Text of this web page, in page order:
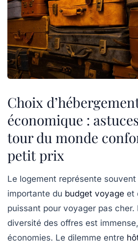
Choix
économique :
tour du monde
petit prix
Le logement représente
importante du budget voyage et
puissant pour voyager pas cher.
diversité des offres est
économies. Le dilemme entre